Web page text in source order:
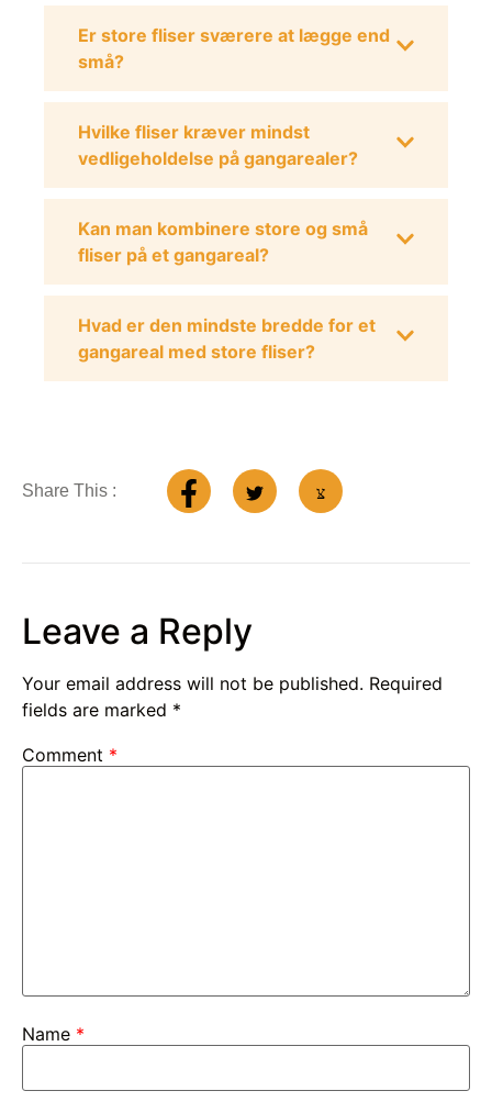
Er store fliser sværere at lægge end
små?
Hvilke fliser kræver mindst
vedligeholdelse på gangarealer?
Kan man kombinere store og små
fliser på et gangareal?
Hvad er den mindste bredde for et
gangareal med store fliser?
Share This :
Leave a Reply
Your email address will not be published. Required
fields are marked *
Comment *
Name *